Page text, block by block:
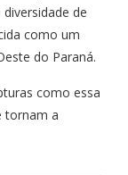
de
como um
do Paraná.
como essa
tornam a